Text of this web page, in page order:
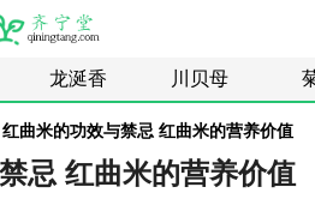
龙涎香 川贝母
红曲米的功效与禁忌 红曲米的营养价值
忌 红曲米的营养价值